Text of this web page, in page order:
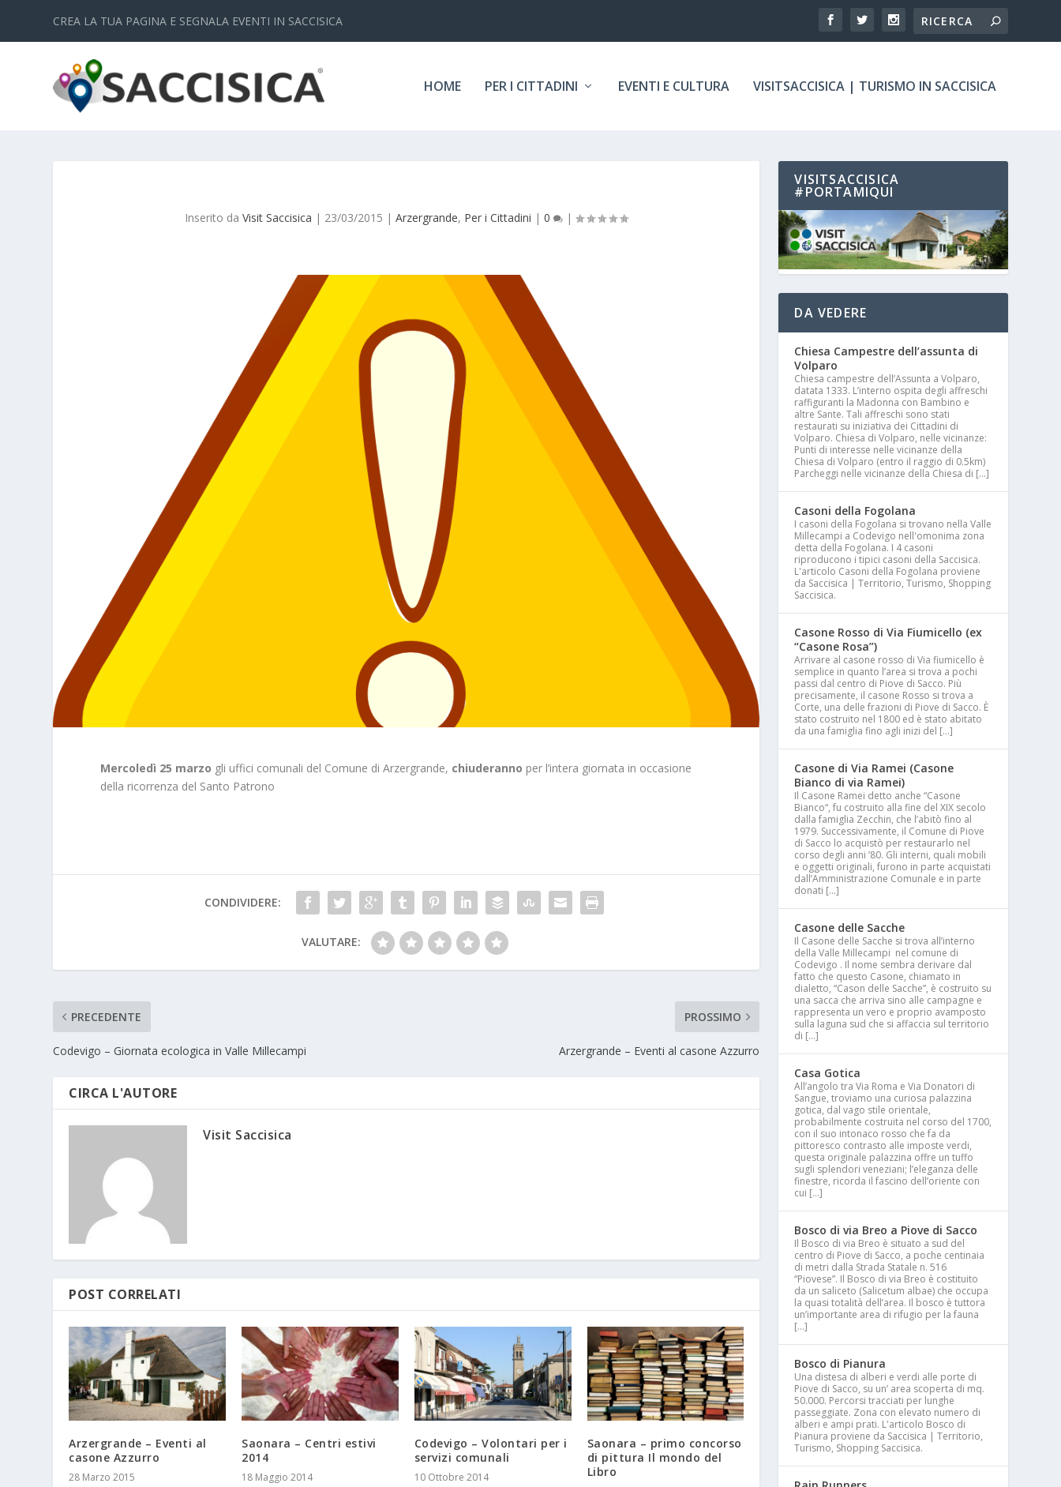
CREA LA TUA PAGINA E SEGNALA EVENTI IN SACCISICA
HOME PER I CITTADINI EVENTI E CULTURA VISITSACCISICA | TURISMO IN SACCISICA
Inserito daVisit Saccisica | 23/03/2015 |Arzergrande, Per i Cittadini |0 |
Mercoledì 25 marzo gli uffici comunali del Comune di Arzergrande, chiuderanno per l’intera giornata in occasione
della ricorrenza del Santo Patrono
CONDIVIDERE:
VALUTARE:
PRECEDENTE
Codevigo – Giornata ecologica in Valle Millecampi
PROSSIMO
Arzergrande – Eventi al casone Azzurro
CIRCA L'AUTORE
Visit Saccisica
POST CORRELATI
Arzergrande – Eventi al
casone Azzurro
28 Marzo 2015
Saonara – Centri estivi
2014
18 Maggio 2014
Codevigo – Volontari per i
servizi comunali
10 Ottobre 2014
Saonara – primo concorso
di pittura Il mondo del
Libro
VISITSACCISICA
#PORTAMIQUI
DA VEDERE
Chiesa Campestre dell’assunta di
Volparo
Chiesa campestre dell’Assunta a Volparo,
datata 1333. L’interno ospita degli affreschi
raffiguranti la Madonna con Bambino e
altre Sante. Tali affreschi sono stati
restaurati su iniziativa dei Cittadini di
Volparo. Chiesa di Volparo, nelle vicinanze:
Punti di interesse nelle vicinanze della
Chiesa di Volparo (entro il raggio di 0.5km)
Parcheggi nelle vicinanze della Chiesa di […]
Casoni della Fogolana
I casoni della Fogolana si trovano nella Valle
Millecampi a Codevigo nell'omonima zona
detta della Fogolana. I 4 casoni
riproducono i tipici casoni della Saccisica.
L'articolo Casoni della Fogolana proviene
da Saccisica | Territorio, Turismo, Shopping
Saccisica.
Casone Rosso di Via Fiumicello (ex
“Casone Rosa”)
Arrivare al casone rosso di Via fiumicello è
semplice in quanto l’area si trova a pochi
passi dal centro di Piove di Sacco. Più
precisamente, il casone Rosso si trova a
Corte, una delle frazioni di Piove di Sacco. È
stato costruito nel 1800 ed è stato abitato
da una famiglia fino agli inizi del […]
Casone di Via Ramei (Casone
Bianco di via Ramei)
Il Casone Ramei detto anche “Casone
Bianco“, fu costruito alla fine del XIX secolo
dalla famiglia Zecchin, che l’abitò fino al
1979. Successivamente, il Comune di Piove
di Sacco lo acquistò per restaurarlo nel
corso degli anni ’80. Gli interni, quali mobili
e oggetti originali, furono in parte acquistati
dall’Amministrazione Comunale e in parte
donati […]
Casone delle Sacche
Il Casone delle Sacche si trova all’interno
della Valle Millecampi nel comune di
Codevigo . Il nome sembra derivare dal
fatto che questo Casone, chiamato in
dialetto, “Cason delle Sacche”, è costruito su
una sacca che arriva sino alle campagne e
rappresenta un vero e proprio avamposto
sulla laguna sud che si affaccia sul territorio
di […]
Casa Gotica
All’angolo tra Via Roma e Via Donatori di
Sangue, troviamo una curiosa palazzina
gotica, dal vago stile orientale,
probabilmente costruita nel corso del 1700,
con il suo intonaco rosso che fa da
pittoresco contrasto alle imposte verdi,
questa originale palazzina offre un tuffo
sugli splendori veneziani; l’eleganza delle
finestre, ricorda il fascino dell’oriente con
cui […]
Bosco di via Breo a Piove di Sacco
Il Bosco di via Breo è situato a sud del
centro di Piove di Sacco, a poche centinaia
di metri dalla Strada Statale n. 516
“Piovese”. Il Bosco di via Breo è costituito
da un saliceto (Salicetum albae) che occupa
la quasi totalità dell’area. Il bosco è tuttora
un’importante area di rifugio per la fauna
[…]
Bosco di Pianura
Una distesa di alberi e verdi alle porte di
Piove di Sacco, su un’ area scoperta di mq.
50.000. Percorsi tracciati per lunghe
passeggiate. Zona con elevato numero di
alberi e ampi prati. L'articolo Bosco di
Pianura proviene da Saccisica | Territorio,
Turismo, Shopping Saccisica.